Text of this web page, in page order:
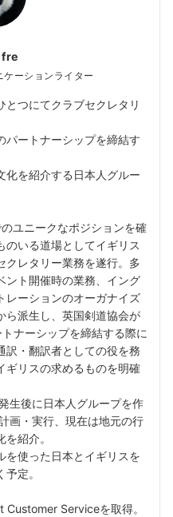
ーションライター
とつにてクラブセクレタリ
パートナーシップを締結す
化を紹介する日本人グルー
ユニークなポジションを確
のいる道場としてイギリス
クレタリー業務を遂行。多
ント開催時の業務、イング
レーションのオーガナイズ
ら派生し、英国剣道協会が
ナーシップを締結する際に
訳・翻訳者としての役を務
ギリスの求めるものを明確
生後に日本人グループを作
画・実行、現在は地元の行
紹介。
を使った日本とイギリスを
定。
Serviceを取得。